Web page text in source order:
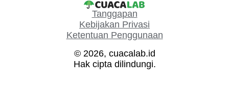
Tanggapan
Kebijakan Privasi
Ketentuan Penggunaan
© 2026, cuacalab.id
Hak cipta dilindungi.